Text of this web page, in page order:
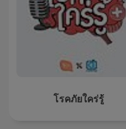
โรคภัยใคร่รู้